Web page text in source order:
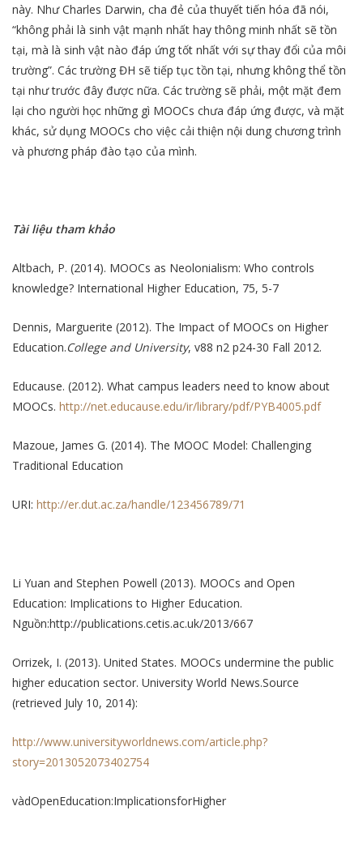
này. Như Charles Darwin, cha đẻ của thuyết tiến hóa đã nói,
“không phải là sinh vật mạnh nhất hay thông minh nhất sẽ tồn
tại, mà là sinh vật nào đáp ứng tốt nhất với sự thay đổi của môi
trường”. Các trường ĐH sẽ tiếp tục tồn tại, nhưng không thể tồn
tại như trước đây được nữa. Các trường sẽ phải, một mặt đem
lại cho người học những gì MOOCs chưa đáp ứng được, và mặt
khác, sử dụng MOOCs cho việc cải thiện nội dung chương trình
và phương pháp đào tạo của mình.
Tài liệu tham khảo
Altbach, P. (2014). MOOCs as Neolonialism: Who controls
knowledge? International Higher Education, 75, 5-7
Dennis, Marguerite (2012). The Impact of MOOCs on Higher
Education.College and University, v88 n2 p24-30 Fall 2012.
Educause. (2012). What campus leaders need to know about
MOOCs. http://net.educause.edu/ir/library/pdf/PYB4005.pdf
Mazoue, James G. (2014). The MOOC Model: Challenging
Traditional Education
URI: http://er.dut.ac.za/handle/123456789/71
Li Yuan and Stephen Powell (2013). MOOCs and Open
Education: Implications to Higher Education.
Nguồn:http://publications.cetis.ac.uk/2013/667
Orrizek, I. (2013). United States. MOOCs undermine the public
higher education sector. University World News.Source
(retrieved July 10, 2014):
http://www.universityworldnews.com/article.php?
story=2013052073402754
vàdOpenEducation:ImplicationsforHigher